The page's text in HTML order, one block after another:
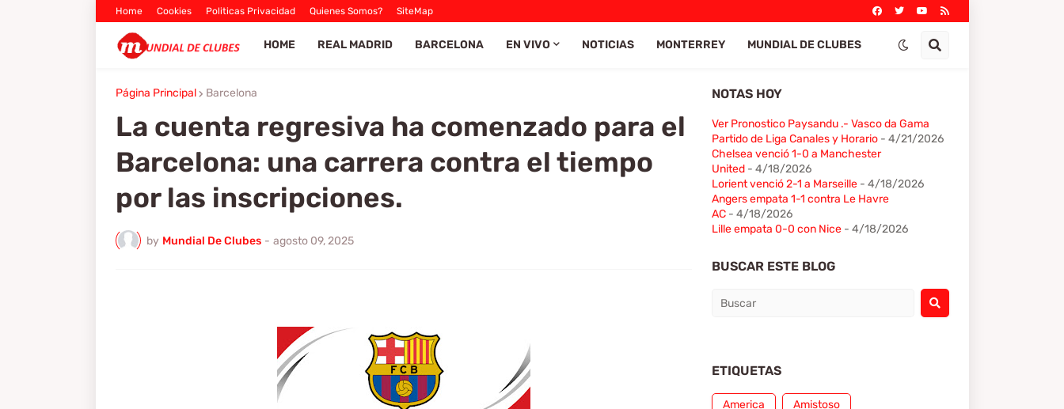
Home Cookies Politicas Privacidad Quienes Somos? SiteMap
HOME REAL MADRID BARCELONA EN VIVO NOTICIAS MONTERREY MUNDIAL DE CLUBES
Página Principal Barcelona
La cuenta regresiva ha comenzado para el
Barcelona: una carrera contra el tiempo
por las inscripciones.
by Mundial De Clubes - agosto 09, 2025
NOTAS HOY
Ver Pronostico Paysandu .- Vasco da Gama
Partido de Liga Canales y Horario- 4/21/2026
Chelsea venció 1-0 a Manchester
United- 4/18/2026
Lorient venció 2-1 a Marseille- 4/18/2026
Angers empata 1-1 contra Le Havre
AC- 4/18/2026
Lille empata 0-0 con Nice- 4/18/2026
BUSCAR ESTE BLOG
ETIQUETAS
America Amistoso